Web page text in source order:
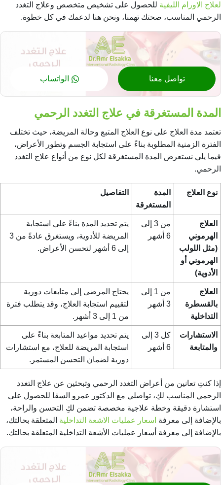
لعلاج الاورام الليفية للحصول على تشخيص متخصص وعلاج التغدد
الرحمي المناسب، صحتك تهمنا، ونحن هنا لدعمك في كل خطوة.
تواصل معنا الواتساب
المدة المستغرقة في علاج التغدد الرحمي
تعتمد مدة العلاج على نوع العلاج المتبع وحالة المريضة، حيث تختلف
الفترة الزمنية المطلوبة بناءً على استجابة الجسم وتطور الأعراض،
فيما يلي نستعرض المدة المستغرقة لكل نوع من أنواع علاج التغدد
الرحمي.
نوع العلاج
المدة
المستغرقة
التفاصيل
العلاج
الهرموني
(مثل اللولب
الهرموني أو
الأدوية)
من 3 إلى
6 أشهر
يتم تحديد المدة بناءً على استجابة
المريضة للأدوية، ويستغرق عادةً من 3
إلى 6 أشهر لتحسن الأعراض.
العلاج
بالقسطرة
التداخلية
من 1 إلى
3 أشهر
يحتاج المرضى إلى متابعات دورية
لتقييم استجابة العلاج، وقد يتطلب فترة
من 1 إلى 3 أشهر.
الاستشارات
والمتابعة
كل 3 إلى
6 أشهر
يتم تحديد مواعيد المتابعة بناءً على
استجابة المريضة للعلاج، مع استشارات
دورية لضمان التحسن المستمر.
إذا كنتِ تعانين من أعراض التغدد الرحمي وتبحثين عن علاج التغدد
الرحمي المناسب لكِ، تواصلي مع الدكتور عمرو السقا للحصول على
استشارة دقيقة وخطة علاجية مخصصة تضمن لكِ التحسن والراحة،
بالإضافة إلى معرفة اسعار عمليات الاشعة التداخلية المتعلقة بحالتك،
بالإضافة إلى معرفة أسعار عمليات الأشعة التداخلية المتعلقة بحالتك.